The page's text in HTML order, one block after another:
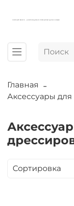
БЕЛЫЙ ВОЛК - АМУНИЦИЯ И ЛЕЖАНКИ ДЛЯ СОБАК
Главная
Аксессуары